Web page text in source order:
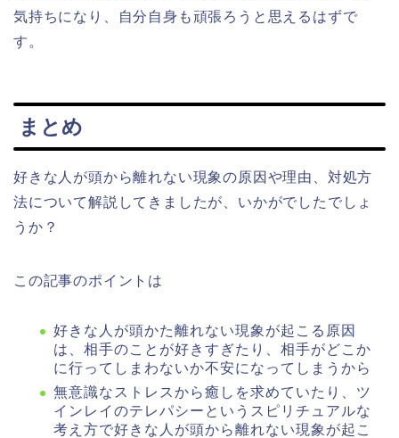
気持ちになり、自分自身も頑張ろうと思えるはずで
す。
まとめ
好きな人が頭から離れない現象の原因や理由、対処方
法について解説してきましたが、いかがでしたでしょ
うか？
この記事のポイントは
好きな人が頭かた離れない現象が起こる原因
は、相手のことが好きすぎたり、相手がどこか
に行ってしまわないか不安になってしまうから
無意識なストレスから癒しを求めていたり、ツ
インレイのテレパシーというスピリチュアルな
考え方で好きな人が頭から離れない現象が起こ